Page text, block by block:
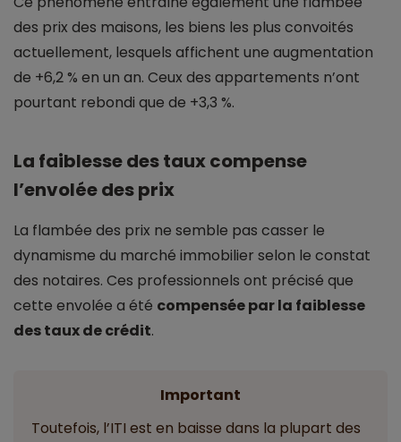
des prix des maisons, les biens les plus convoités
actuellement, lesquels affichent une augmentation
de +6,2 % en un an. Ceux des appartements n’ont
pourtant rebondi que de +3,3 %.
La faiblesse des taux compense
l’envolée des prix
La flambée des prix ne semble pas casser le
dynamisme du marché immobilier selon le constat
des notaires. Ces professionnels ont précisé que
cette envolée a été compensée par la faiblesse
des taux de crédit.
Important
Toutefois, l’ITI est en baisse dans la plupart des